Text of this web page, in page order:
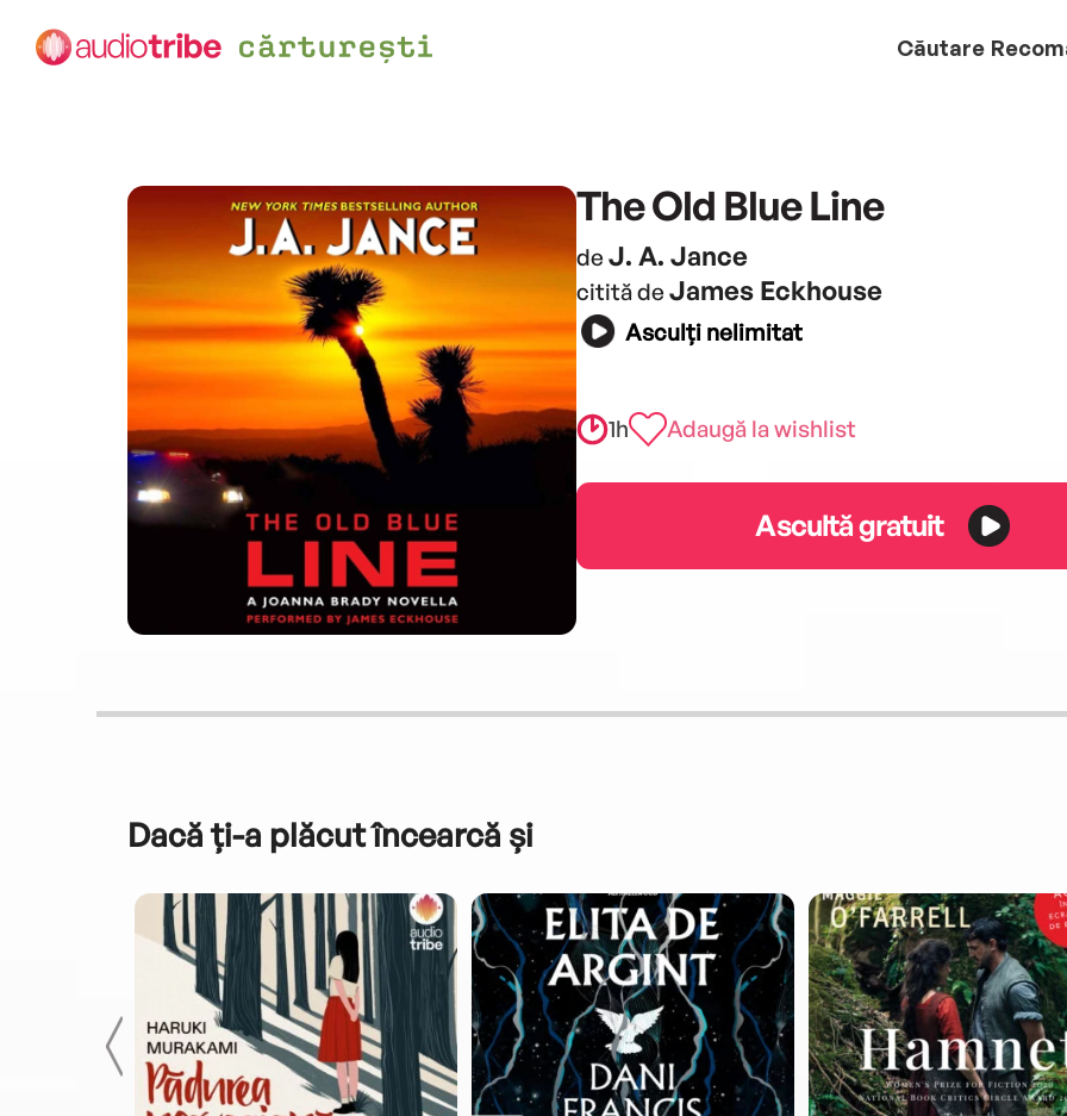
Căutare
The Old Blue Line
de J. A. Jance
citită de James Eckhouse
Asculți nelimitat
1h Adaugă la wishlist
Ascultă gratuit
Dacă ți-a plăcut încearcă și